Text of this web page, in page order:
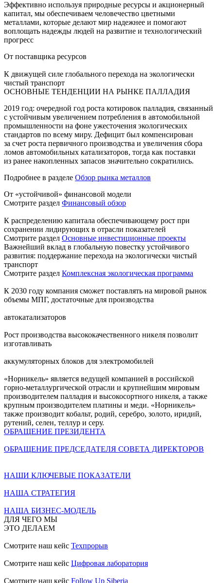
Эффективно используя природные ресурсы и акционерный
капитал, мы обеспечиваем человечество цветными
металлами, которые делают мир надежнее и помогают
воплощать надежды людей на развитие и технологический
прогресс
От поставщика ресурсов
К движущей силе глобального перехода на экологически
чистый транспорт
ОСНОВНЫЕ ТЕНДЕНЦИИ НА РЫНКЕ ПАЛЛАДИЯ
2019 год: очередной год роста котировок палладия, связанный
с устойчивым увеличением потребления в автомобильной
промышленности на фоне ужесточения экологических
стандартов по всему миру. Дефицит был компенсирован
за счет роста первичного производства и увеличения сбора
ломов автомобильных катализаторов, тогда как поставки
из ранее накопленных запасов значительно сократились.
Подробнее в разделе Обзор рынка металлов
От «устойчивой» финансовой модели
Смотрите раздел Финансовый обзор
К распределению капитала обеспечивающему рост при
сохранении лидирующих в отрасли показателей
Смотрите раздел Основные инвестиционные проекты
Важнейший вклад в глобальную повестку устойчивого
развития: поддержание перехода на экологически чистый
транспорт
Смотрите раздел Комплексная экологическая программа
К 2030 году компания сможет поставлять на мировой рынок
объемы МПГ, достаточные для производства
автокатализаторов
Рост производства высококачественного никеля позволит
изготавливать
аккумуляторных блоков для электромобилей
«Норникель» является ведущей компанией в российской
горно-металлургической отрасли и крупнейшим мировым
производителем палладия и высокосортного никеля, а также
крупным производителем платины и меди. «Норникель»
также производит кобальт, родий, серебро, золото, иридий,
рутений, селен, теллур и серу.
ОБРАЩЕНИЕ ПРЕЗИДЕНТА
ОБРАЩЕНИЕ ПРЕДСЕДАТЕЛЯ СОВЕТА ДИРЕКТОРОВ
НАШИ КЛЮЧЕВЫЕ ПОКАЗАТЕЛИ
НАША СТРАТЕГИЯ
НАША БИЗНЕС-МОДЕЛЬ
ДЛЯ ЧЕГО МЫ
ЭТО ДЕЛАЕМ
Смотрите наш кейс Техпрорыв
Смотрите наш кейс Цифровая лаборатория
Смотрите наш кейс Follow Up Siberia